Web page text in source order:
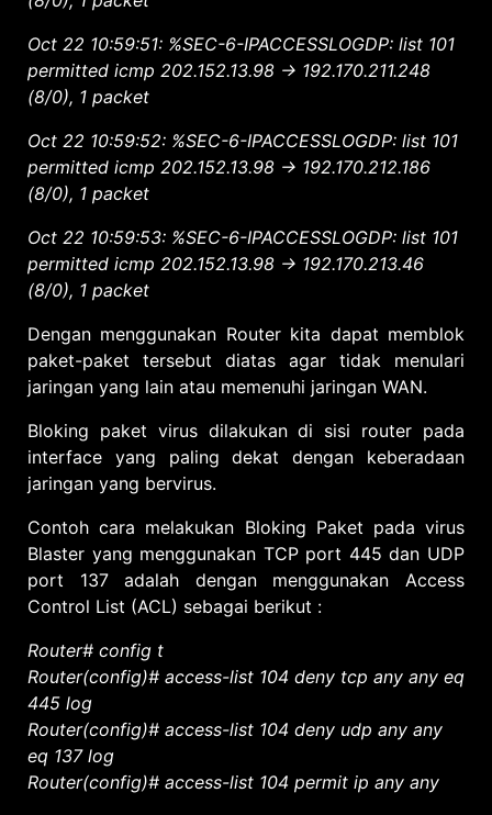
Oct 22 10:59:51: %SEC-6-IPACCESSLOGDP: list 101
permitted icmp 202.152.13.98 -> 192.170.211.248
(8/0), 1 packet
Oct 22 10:59:52: %SEC-6-IPACCESSLOGDP: list 101
permitted icmp 202.152.13.98 -> 192.170.212.186
(8/0), 1 packet
Oct 22 10:59:53: %SEC-6-IPACCESSLOGDP: list 101
permitted icmp 202.152.13.98 -> 192.170.213.46
(8/0), 1 packet
Dengan menggunakan Router kita dapat memblok
paket-paket tersebut diatas agar tidak menulari
jaringan yang lain atau memenuhi jaringan WAN.
Bloking paket virus dilakukan di sisi router pada
interface yang paling dekat dengan keberadaan
jaringan yang bervirus.
Contoh cara melakukan Bloking Paket pada virus
Blaster yang menggunakan TCP port 445 dan UDP
port 137 adalah dengan menggunakan Access
Control List (ACL) sebagai berikut :
Router# config t
Router(config)# access-list 104 deny tcp any any eq
445 log
Router(config)# access-list 104 deny udp any any
eq 137 log
Router(config)# access-list 104 permit ip any any